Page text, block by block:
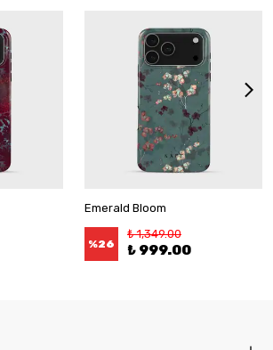
Emerald Bloom
%26
₺ 1,349.00
₺ 999.00